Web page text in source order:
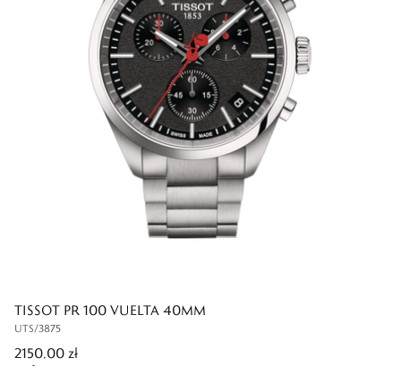
TISSOT PR 100 VUELTA 40MM
UTS/3875
2150,00 zł